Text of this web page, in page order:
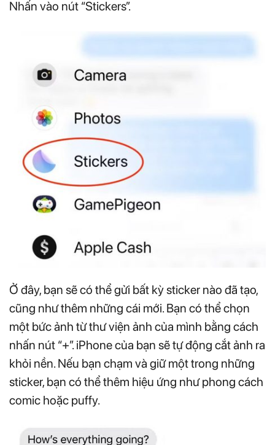
Nhấn vào nút “Stickers”.
Ở đây, bạn sẽ có thể gửi bất kỳ sticker nào đã tạo,
cũng như thêm những cái mới. Bạn có thể chọn
một bức ảnh từ thư viện ảnh của mình bằng cách
nhấn nút “+”. iPhone của bạn sẽ tự động cắt ảnh ra
khỏi nền. Nếu bạn chạm và giữ một trong những
sticker, bạn có thể thêm hiệu ứng như phong cách
comic hoặc puffy.